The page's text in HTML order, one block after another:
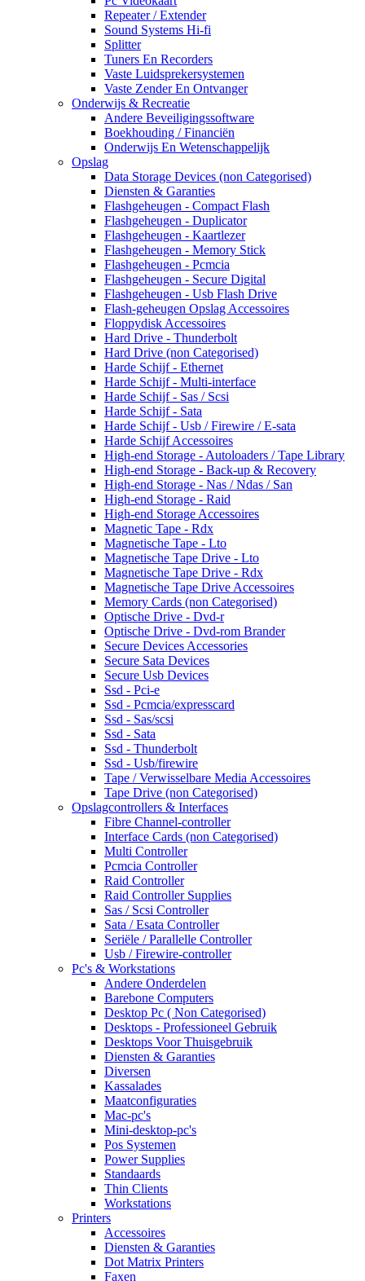
Repeater / Extender
Sound Systems Hi-fi
Splitter
Tuners En Recorders
Vaste Luidsprekersystemen
Vaste Zender En Ontvanger
Onderwijs & Recreatie
Andere Beveiligingssoftware
Boekhouding / Financiën
Onderwijs En Wetenschappelijk
Opslag
Data Storage Devices (non Categorised)
Diensten & Garanties
Flashgeheugen - Compact Flash
Flashgeheugen - Duplicator
Flashgeheugen - Kaartlezer
Flashgeheugen - Memory Stick
Flashgeheugen - Pcmcia
Flashgeheugen - Secure Digital
Flashgeheugen - Usb Flash Drive
Flash-geheugen Opslag Accessoires
Floppydisk Accessoires
Hard Drive - Thunderbolt
Hard Drive (non Categorised)
Harde Schijf - Ethernet
Harde Schijf - Multi-interface
Harde Schijf - Sas / Scsi
Harde Schijf - Sata
Harde Schijf - Usb / Firewire / E-sata
Harde Schijf Accessoires
High-end Storage - Autoloaders / Tape Library
High-end Storage - Back-up & Recovery
High-end Storage - Nas / Ndas / San
High-end Storage - Raid
High-end Storage Accessoires
Magnetic Tape - Rdx
Magnetische Tape - Lto
Magnetische Tape Drive - Lto
Magnetische Tape Drive - Rdx
Magnetische Tape Drive Accessoires
Memory Cards (non Categorised)
Optische Drive - Dvd-r
Optische Drive - Dvd-rom Brander
Secure Devices Accessories
Secure Sata Devices
Secure Usb Devices
Ssd - Pci-e
Ssd - Pcmcia/expresscard
Ssd - Sas/scsi
Ssd - Sata
Ssd - Thunderbolt
Ssd - Usb/firewire
Tape / Verwisselbare Media Accessoires
Tape Drive (non Categorised)
Opslagcontrollers & Interfaces
Fibre Channel-controller
Interface Cards (non Categorised)
Multi Controller
Pcmcia Controller
Raid Controller
Raid Controller Supplies
Sas / Scsi Controller
Sata / Esata Controller
Seriële / Parallelle Controller
Usb / Firewire-controller
Pc's & Workstations
Andere Onderdelen
Barebone Computers
Desktop Pc ( Non Categorised)
Desktops - Professioneel Gebruik
Desktops Voor Thuisgebruik
Diensten & Garanties
Diversen
Kassalades
Maatconfiguraties
Mac-pc's
Mini-desktop-pc's
Pos Systemen
Power Supplies
Standaards
Thin Clients
Workstations
Printers
Accessoires
Diensten & Garanties
Dot Matrix Printers
Faxen